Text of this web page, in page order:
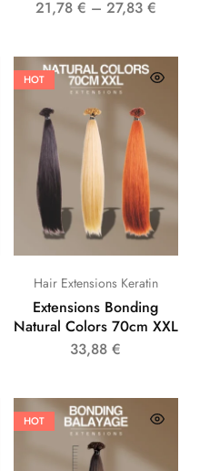
21,78 € – 27,83 €
HOT
Hair Extensions Keratin
Extensions Bonding
Natural Colors 70cm XXL
33,88€
HOT